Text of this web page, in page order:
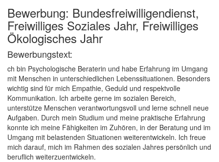
Bewerbung: Bundesfreiwilligendienst,
Freiwilliges Soziales Jahr, Freiwilliges
Ökologisches Jahr
Bewerbungstext:
ch bin Psychologische Beraterin und habe Erfahrung im Umgang
mit Menschen in unterschiedlichen Lebenssituationen. Besonders
wichtig sind für mich Empathie, Geduld und respektvolle
Kommunikation. Ich arbeite gerne im sozialen Bereich,
unterstütze Menschen verantwortungsvoll und lerne schnell neue
Aufgaben. Durch mein Studium und meine praktische Erfahrung
konnte ich meine Fähigkeiten im Zuhören, in der Beratung und im
Umgang mit belastenden Situationen weiterentwickeln. Ich freue
mich darauf, mich im Rahmen des sozialen Jahres persönlich und
beruflich weiterzuentwickeln.